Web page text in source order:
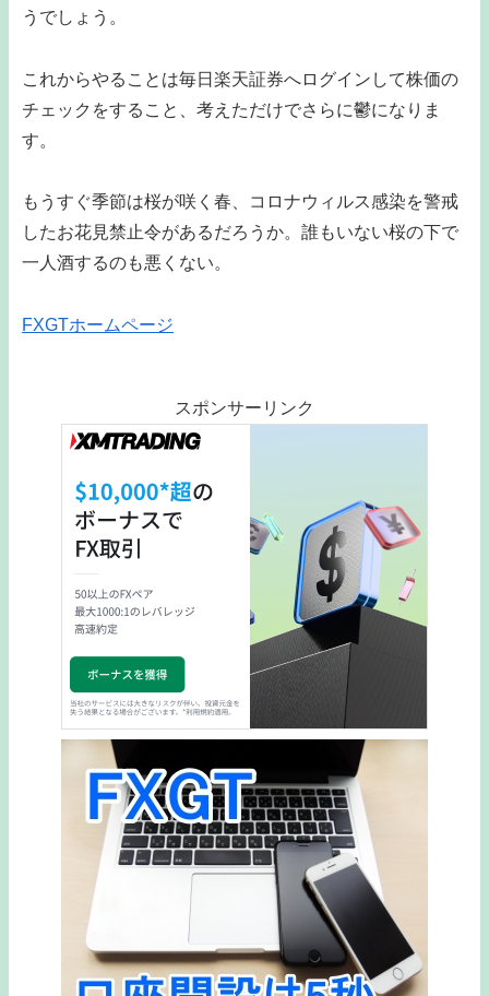
うでしょう。
これからやることは毎日楽天証券へログインして株価の
チェックをすること、考えただけでさらに鬱になりま
す。
もうすぐ季節は桜が咲く春、コロナウィルス感染を警戒
したお花見禁止令があるだろうか。誰もいない桜の下で
一人酒するのも悪くない。
FXGTホームページ
スポンサーリンク